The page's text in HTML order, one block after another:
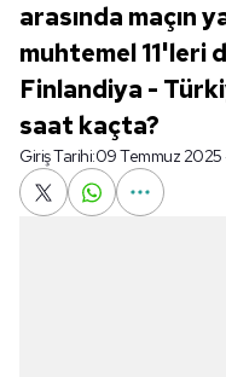
arasında maçın
muhtemel 11'leri
Finlandiya -
saat kaçta?
Giriş Tarihi:09 Temmuz 2025